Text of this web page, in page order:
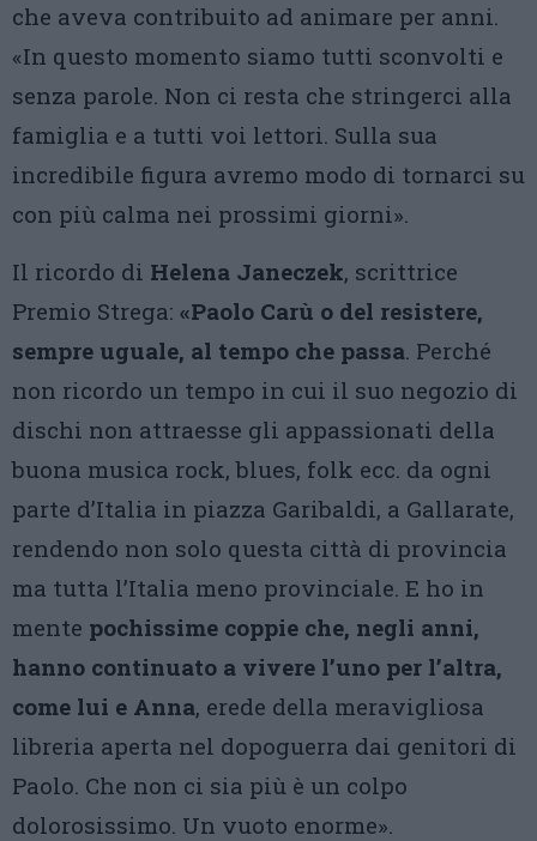
che aveva contribuito ad animare per anni.
«In questo momento siamo tutti sconvolti e
senza parole. Non ci resta che stringerci alla
famiglia e a tutti voi lettori. Sulla sua
incredibile figura avremo modo di tornarci su
con più calma nei prossimi giorni».
Il ricordo di Helena Janeczek, scrittrice
Premio Strega: «Paolo Carù o del resistere,
sempre uguale, al tempo che passa. Perché
non ricordo un tempo in cui il suo negozio di
dischi non attraesse gli appassionati della
buona musica rock, blues, folk ecc. da ogni
parte d’Italia in piazza Garibaldi, a Gallarate,
rendendo non solo questa città di provincia
ma tutta l’Italia meno provinciale. E ho in
mente pochissime coppie che, negli anni,
hanno continuato a vivere l’uno per l’altra,
come lui e Anna, erede della meravigliosa
libreria aperta nel dopoguerra dai genitori di
Paolo. Che non ci sia più è un colpo
dolorosissimo. Un vuoto enorme».